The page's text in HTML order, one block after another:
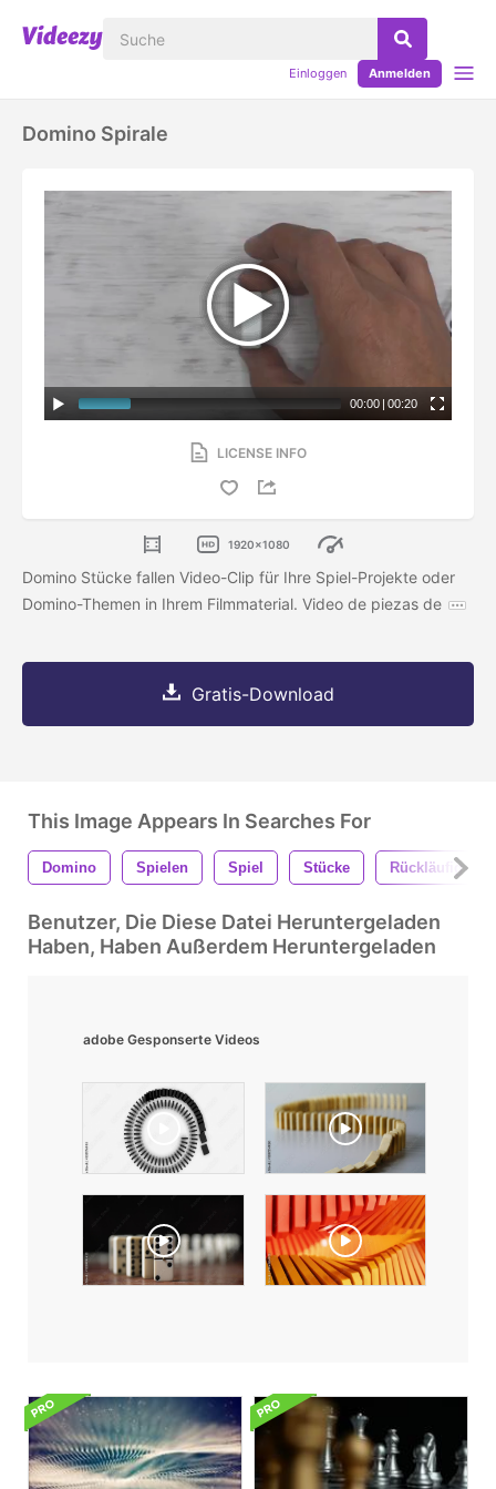
Einloggen Anmelden
Domino Spirale
00:00 | 00:20
LICENSE INFO
1920x1080
Domino Stücke fallen Video-Clip für Ihre Spiel-Projekte oder
Domino-Themen in Ihrem Filmmaterial. Video de piezas de
Gratis-Download
This Image Appears In Searches For
Domino Spielen Spiel Stücke Rückläufig
Benutzer, Die Diese Datei Heruntergeladen
Haben, Haben Außerdem Heruntergeladen
adobe Gesponserte Videos